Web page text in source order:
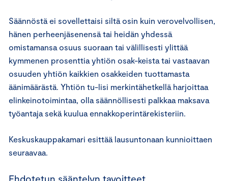
Säännöstä ei sovellettaisi siltä osin kuin verovelvollisen,
hänen perheenjäsenensä tai heidän yhdessä
omistamansa osuus suoraan tai välillisesti ylittää
kymmenen prosenttia yhtiön osak-keista tai vastaavan
osuuden yhtiön kaikkien osakkeiden tuottamasta
äänimäärästä. Yhtiön tu-lisi merkintähetkellä harjoittaa
elinkeinotoimintaa, olla säännöllisesti palkkaa maksava
työantaja sekä kuulua ennakkoperintärekisteriin.
Keskuskauppakamari esittää lausuntonaan kunnioittaen
seuraavaa.
Ehdotetun sääntelyn tavoitteet